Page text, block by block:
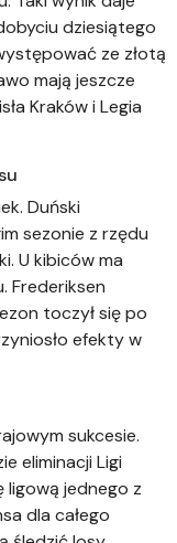
dziesiątego
ze złotą
mają jeszcze
Kraków i Legia
Duński
sezonie z rzędu
U kibiców ma
Frederiksen
toczył się po
efekty w
sukcesie.
eliminacji Ligi
ligową jednego z
dla całego